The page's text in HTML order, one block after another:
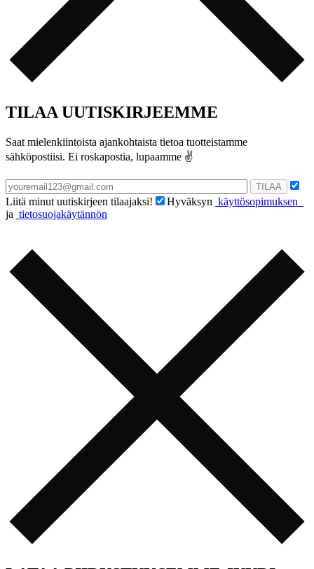
TILAA UUTISKIRJEEMME
Saat mielenkiintoista ajankohtaista tietoa tuotteistamme
sähköpostiisi. Ei roskapostia, lupaamme ✌️️
Liitä minut uutiskirjeen tilaajaksi! Hyväksyn käyttösopimuksen
ja tietosuojakäytännön